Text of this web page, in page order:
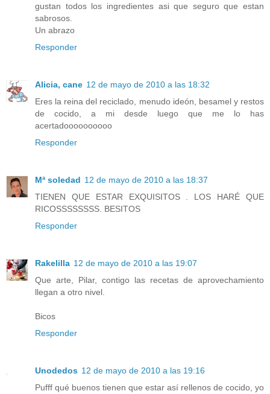
gustan todos los ingredientes asi que seguro que estan
sabrosos.
Un abrazo
Responder
Alicia, cane 12 de mayo de 2010 a las 18:32
Eres la reina del reciclado, menudo ideón, besamel y restos
de cocido, a mi desde luego que me lo has
acertadoooooooooo
Responder
Mª soledad 12 de mayo de 2010 a las 18:37
TIENEN QUE ESTAR EXQUISITOS . LOS HARÉ QUE
RICOSSSSSSSS. BESITOS
Responder
Rakelilla 12 de mayo de 2010 a las 19:07
Que arte, Pilar, contigo las recetas de aprovechamiento
llegan a otro nivel.
Bicos
Responder
Unodedos 12 de mayo de 2010 a las 19:16
Pufff qué buenos tienen que estar así rellenos de cocido, yo